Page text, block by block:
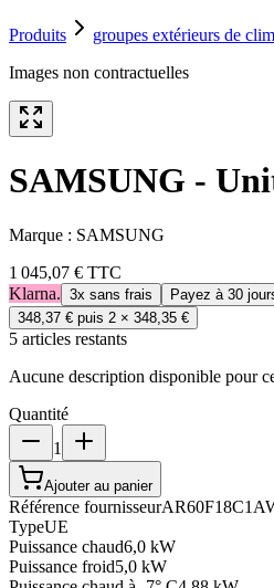
Produits groupes extérieurs de
Images non contractuelles
SAMSUNG -
Marque : SAMSUNG
1 045,07 € TTC
Klarna. 3x sans frais Payez à 30
348,37 € puis 2 × 348,35 €
5 articles restants
Aucune description disponible pour
Quantité
1
Ajouter au panier
Référence fournisseur
TypeUE
Puissance chaud6,0 kW
Puissance froid5,0 kW